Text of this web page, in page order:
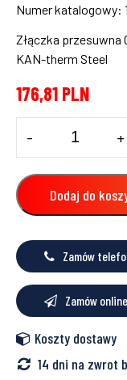
Numer katalogowy:
Złączka przesuwna
KAN-therm Steel
176,81 PLN
Złączka
przesuwna
GW
22x½"
KAN-
therm
- +
Dodaj do
Zamów
Zamów online
Koszty dostawy
14 dni na zwrot